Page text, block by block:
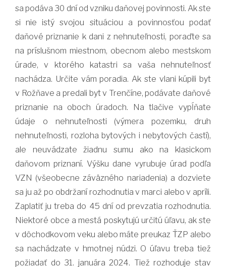
sa podáva 30 dní od vzniku daňovej povinnosti. Ak ste
si nie istý svojou situáciou a povinnosťou podať
daňové priznanie k dani z nehnuteľnosti, poraďte sa
na príslušnom miestnom, obecnom alebo mestskom
úrade, v ktorého katastri sa vaša nehnuteľnosť
nachádza. Určite vám poradia. Ak ste vlani kúpili byt
v Rožňave a predali byt v Trenčíne, podávate daňové
priznanie na oboch úradoch. Na tlačive vypĺňate
údaje o nehnuteľnosti (výmera pozemku, druh
nehnuteľnosti, rozloha bytových i nebytových častí),
ale neuvádzate žiadnu sumu ako na klasickom
daňovom priznaní. Výšku dane vyrubuje úrad podľa
VZN (všeobecne záväzného nariadenia) a dozviete
sa ju až po obdržaní rozhodnutia v marci alebo v apríli.
Zaplatiť ju treba do 45 dní od prevzatia rozhodnutia.
Niektoré obce a mestá poskytujú určitú úľavu, ak ste
v dôchodkovom veku alebo máte preukaz ŤZP alebo
sa nachádzate v hmotnej núdzi. O úľavu treba tiež
požiadať do 31. januára 2024. Tiež rozhoduje stav